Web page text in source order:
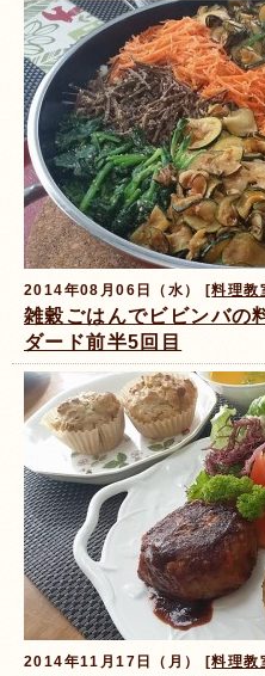
2014年08月06日（水） [料理教
雑穀ごはんでビビンバの
ダード前半5回目
2014年11月17日（月） [料理教